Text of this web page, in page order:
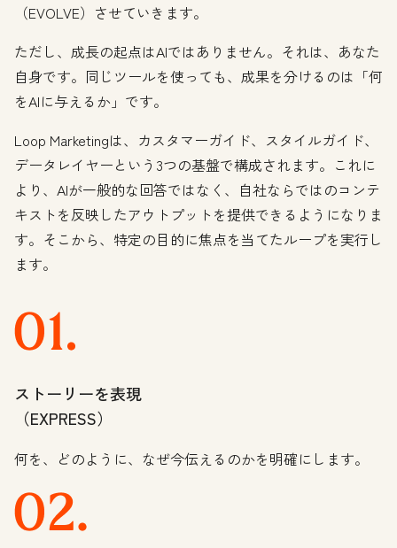
（EVOLVE）させていきます。
ただし、成長の起点はAIではありません。それは、あなた
自身です。同じツールを使っても、成果を分けるのは「何
をAIに与えるか」です。
Loop Marketingは、カスタマーガイド、スタイルガイド、
データレイヤーという3つの基盤で構成されます。これに
より、AIが一般的な回答ではなく、自社ならではのコンテ
キストを反映したアウトプットを提供できるようになりま
す。そこから、特定の目的に焦点を当てたループを実行し
ます。
ストーリーを表現
（EXPRESS）
何を、どのように、なぜ今伝えるのかを明確にします。